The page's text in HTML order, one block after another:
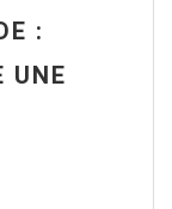
:
UNE